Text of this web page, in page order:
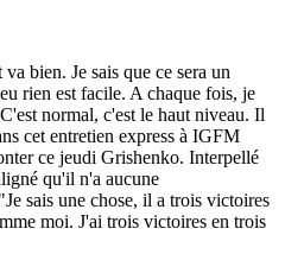
bien. Je sais que ce sera un
rien est facile. A chaque fois, je
normal, c'est le haut niveau. Il
cet entretien express à IGFM
ce jeudi Grishenko. Interpellé
qu'il n'a aucune
sais une chose, il a trois victoires
moi. J'ai trois victoires en trois